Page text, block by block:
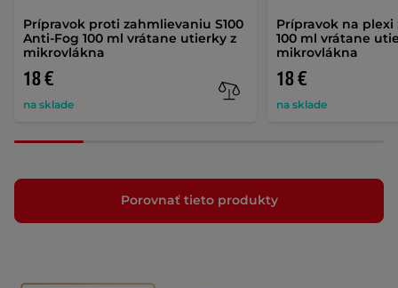
Prípravok proti zahmlievaniu S100
Anti-Fog 100 ml vrátane utierky z
mikrovlákna
18 €
na sklade
Prípravok na plexi
100 ml vrátane
mikrovlákna
18 €
na sklade
Porovnať tieto produkty